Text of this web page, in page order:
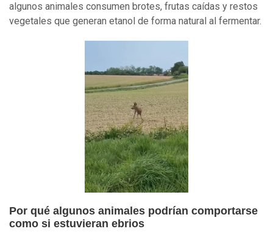
algunos animales consumen brotes, frutas caídas y restos
vegetales que generan etanol de forma natural al fermentar.
Por qué algunos animales podrían comportarse
como si estuvieran ebrios